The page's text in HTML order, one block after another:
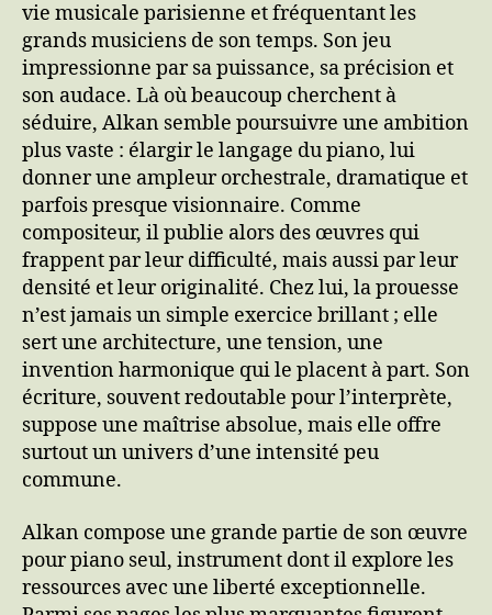
vie musicale parisienne et fréquentant les
grands musiciens de son temps. Son jeu
impressionne par sa puissance, sa précision et
son audace. Là où beaucoup cherchent à
séduire, Alkan semble poursuivre une ambition
plus vaste : élargir le langage du piano, lui
donner une ampleur orchestrale, dramatique et
parfois presque visionnaire. Comme
compositeur, il publie alors des œuvres qui
frappent par leur difficulté, mais aussi par leur
densité et leur originalité. Chez lui, la prouesse
n’est jamais un simple exercice brillant ; elle
sert une architecture, une tension, une
invention harmonique qui le placent à part. Son
écriture, souvent redoutable pour l’interprète,
suppose une maîtrise absolue, mais elle offre
surtout un univers d’une intensité peu
commune.
Alkan compose une grande partie de son œuvre
pour piano seul, instrument dont il explore les
ressources avec une liberté exceptionnelle.